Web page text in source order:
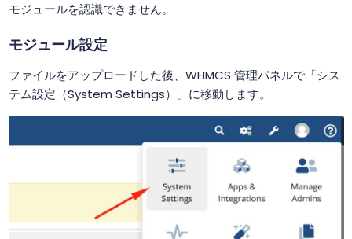
モジュールを認識できません。
モジュール設定
ファイルをアップロードした後、WHMCS 管理パネルで「シス
テム設定（System Settings）」に移動します。